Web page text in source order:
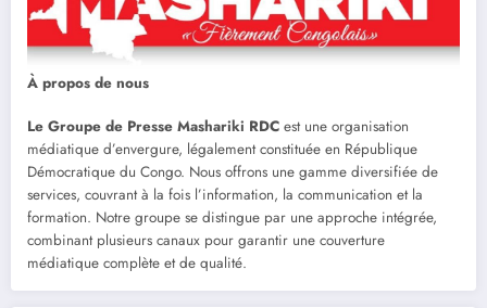
À propos de nous
Le Groupe de Presse Mashariki RDC est une organisation
médiatique d’envergure, légalement constituée en République
Démocratique du Congo. Nous offrons une gamme diversifiée de
services, couvrant à la fois l’information, la communication et la
formation. Notre groupe se distingue par une approche intégrée,
combinant plusieurs canaux pour garantir une couverture
médiatique complète et de qualité.